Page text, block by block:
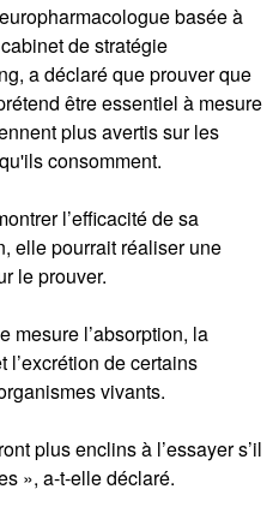
basée à
de stratégie
a déclaré que prouver que
être essentiel à mesure
plus avertis sur les
consomment.
l’efficacité de sa
elle pourrait réaliser une
le prouver.
mesure l’absorption, la
l’excrétion de certains
vivants.
plus enclins à l’essayer s’il
», a-t-elle déclaré.